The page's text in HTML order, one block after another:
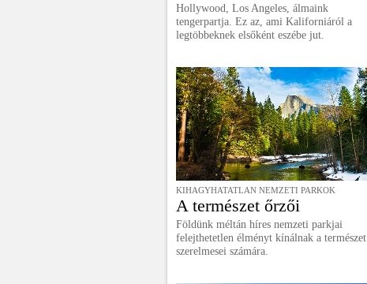
Hollywood, Los Angeles, álmaink
tengerpartja. Ez az, ami Kaliforniáról a
legtöbbeknek elsőként eszébe jut.
KIHAGYHATATLAN NEMZETI PARKOK
A természet őrzői
Földünk méltán híres nemzeti parkjai
felejthetetlen élményt kínálnak a természet
szerelmesei számára.